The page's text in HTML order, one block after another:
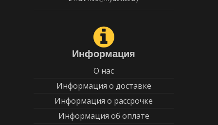
Информация
О нас
Информация о доставке
Информация о рассрочке
Информация об оплате